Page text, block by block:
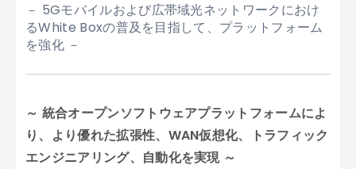
－ 5Gモバイルおよび広帯域光ネットワークにおけ
るWhite Boxの普及を目指して、プラットフォーム
を強化 －
～ 統合オープンソフトウェアプラットフォームによ
り、より優れた拡張性、WAN仮想化、トラフィック
エンジニアリング、自動化を実現 ～